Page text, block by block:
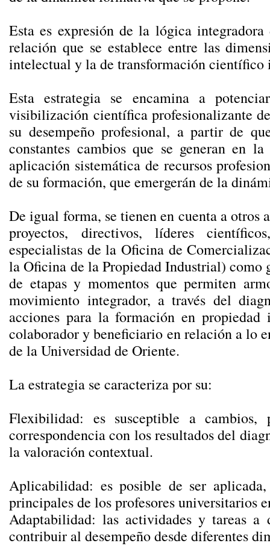
Esta es expresión de la lógica
relación que se establece entre las
intelectual y la de transformación
Esta estrategia se encamina a
visibilización científica profesionalizante
su desempeño profesional, a partir de
constantes cambios que se generan en
aplicación sistemática de recursos
de su formación, que emergerán de la
De igual forma, se tienen en cuenta a otros
proyectos, directivos, líderes
especialistas de la Oficina de
la Oficina de la Propiedad Industrial) como
de etapas y momentos que permiten
movimiento integrador, a través del
acciones para la formación en
colaborador y beneficiario en relación a lo
de la Universidad de Oriente.
La estrategia se caracteriza por su:
Flexibilidad: es susceptible a
correspondencia con los resultados del
la valoración contextual.
Aplicabilidad: es posible de ser
principales de los profesores universitarios
Adaptabilidad: las actividades y tareas a
contribuir al desempeño desde diferentes